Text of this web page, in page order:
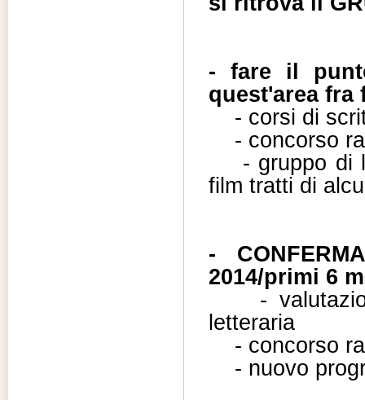
- fare il
quest'area fra
- corsi di
- concorso
- gruppo di
film tratti di
-
2014/primi 6
-
letteraria
- concorso
- nuovo